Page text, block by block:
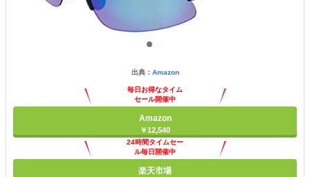
出典： Amazon
毎日お得なタイム
セール開催中
Amazon
￥12,540
24時間タイムセー
ル毎日開催中
楽天市場